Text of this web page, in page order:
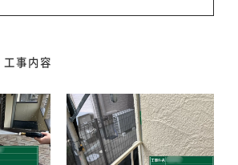
工事内容
ホーム
スタッフ紹介